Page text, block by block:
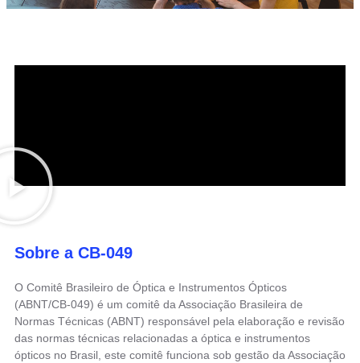
Sobre a CB-049
O Comitê Brasileiro de Óptica e Instrumentos Ópticos
(ABNT/CB-049) é um comitê da Associação Brasileira de
Normas Técnicas (ABNT) responsável pela elaboração e revisão
das normas técnicas relacionadas a óptica e instrumentos
ópticos no Brasil, este comitê funciona sob gestão da Associação